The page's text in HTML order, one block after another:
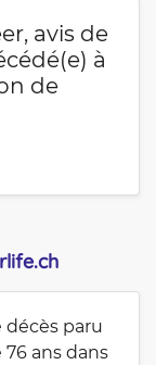
, avis de
à
de
décès paru
76 ans dans